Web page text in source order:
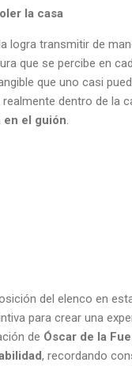
la casa
logra transmitir de
que se percibe en
que uno casi
dentro de la
en el guión
del elenco en
para crear una
de Óscar de la
, recordando